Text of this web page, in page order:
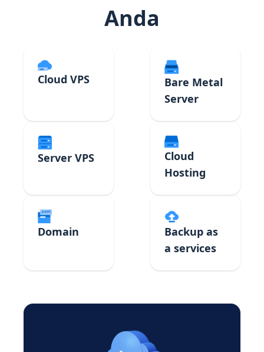
Anda
Cloud VPS
Bare Metal
Server
Server VPS
Cloud
Hosting
Domain
Backup as
a services